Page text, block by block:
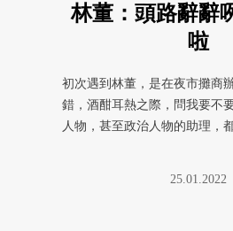
林董：頭路辭辭
啦
初次遇到林董，是在夜市攤商
錯，酒酣耳熱之際，問我要不
人物，甚至政治人物的助理，
25.01.2022